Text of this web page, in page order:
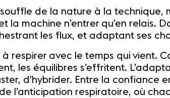
souffle de la nature à la
la machine n’entrer qu’en relais.
les flux, et adaptant ses
respirer avec le temps qui vient.
les équilibres s’effritent.
d’hybrider. Entre la confiance
l’anticipation respiratoire, où